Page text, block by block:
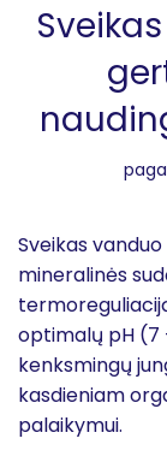
Sveikas
mineralinės
optimalų pH (7
kenksmingų
kasdieniam
palaikymui.